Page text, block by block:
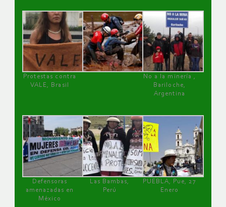
Protestas contra
VALE, Brasil
No a la minería ,
Bariloche,
Argentina
Defensoras
amenazadas en
México
Las Bambas,
Perú
PUEBLA, Pue, 27
Enero